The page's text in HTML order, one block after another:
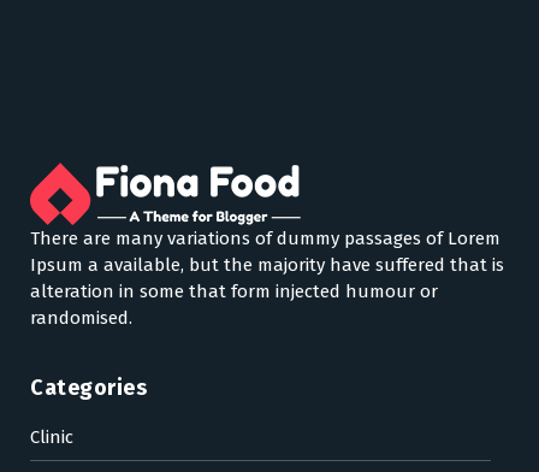
There are many variations of dummy passages of Lorem
Ipsum a available, but the majority have suffered that is
alteration in some that form injected humour or
randomised.
Categories
Clinic